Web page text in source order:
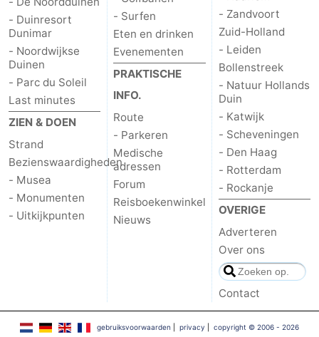
drinken
Praktisch
Forum
Route
-
Nieuws
Medische
Natuur
- Duinresort
Dunimar
- Noordwijkse
Duinen
- Parc du Soleil
Last minutes
ZIEN & DOEN
Strand
Bezienswaardigheden
- Musea
- Monumenten
- Uitkijkpunten
- Surfen
Eten en drinken
Evenementen
PRAKTISCHE
INFO.
Route
- Parkeren
Medische
adressen
Forum
Reisboekenwinkel
Nieuws
- Zandvoort
Zuid-Holland
- Leiden
Bollenstreek
- Natuur Hollands
Duin
- Katwijk
- Scheveningen
- Den Haag
- Rotterdam
- Rockanje
OVERIGE
Adverteren
Over ons
Contact
gebruiksvoorwaarden |privacy |copyright © 2006 - 2026